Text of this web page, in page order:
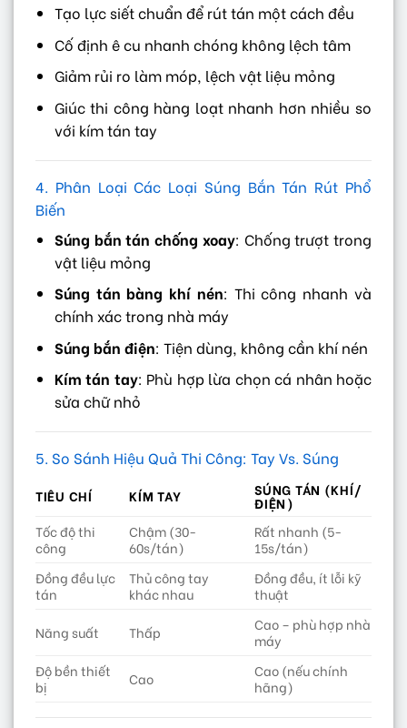
Tạo lực siết chuẩn để rút tán một cách đều
Cố định ê cu nhanh chóng không lệch tâm
Giảm rủi ro làm móp, lệch vật liệu mỏng
Giúc thi công hàng loạt nhanh hơn nhiều so
với kím tán tay
4. Phân Loại Các Loại Súng Bắn Tán Rút Phổ
Biến
Súng bắn tán chống xoay: Chống trượt trong
vật liệu mỏng
Súng tán bàng khí nén: Thi công nhanh và
chính xác trong nhà máy
Súng bắn điện: Tiện dùng, không cần khí nén
Kím tán tay: Phù hợp lừa chọn cá nhân hoặc
sửa chữ nhỏ
5. So Sánh Hiệu Quả Thi Công: Tay Vs. Súng
TIÊU CHÍ KÍM TAY SÚNG TÁN (KHÍ/
ĐIỆN)
Tốc độ thi
công
Chậm (30-
60s/tán)
Rất nhanh (5-
15s/tán)
Đồng đều lực
tán
Thủ công tay
khác nhau
Đồng đều, ít lỗi kỹ
thuật
Năng suất
Thấp
Cao – phù hợp nhà
máy
Độ bền thiết
bị
Cao
Cao (nếu chính
hãng)